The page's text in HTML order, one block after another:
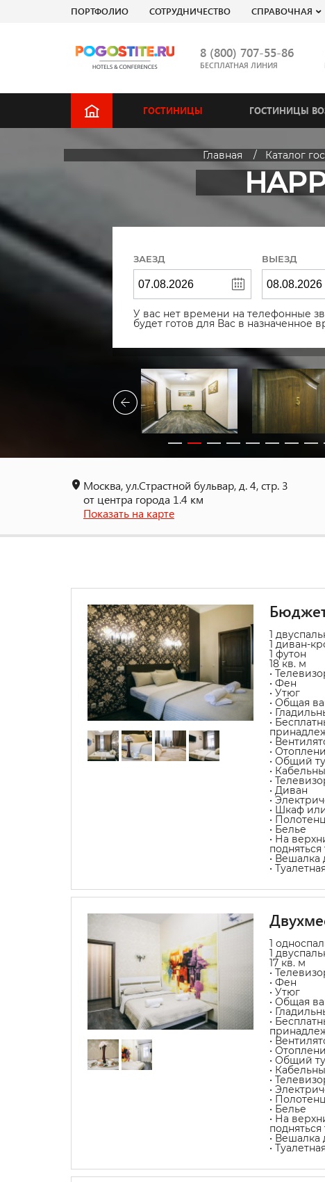
ПОРТФОЛИО СОТРУДНИЧЕСТВО СПРАВОЧНАЯ
8 (800) 707-55-86
БЕСПЛАТНАЯ ЛИНИЯ
ГОСТИНИЦЫ ГОСТИНИЦЫ
Главная Каталог
ЗАЕЗД ВЫЕЗД
У вас нет времени на телефонные
будет готов для Вас в
Москва, ул.Страстной бульвар, д. 4, стр. 3
от центра города 1.4 км
Показать на карте
1
1 диван-
1 футон
18 кв. м
•
• Фен
• Утюг
• Общая
•
•
•
•
• Общий
•
•
• Диван
•
• Шкаф
•
• Белье
• На
•
•
1
1
17 кв. м
•
• Фен
• Утюг
• Общая
•
•
•
•
• Общий
•
•
•
•
• Белье
• На
•
•